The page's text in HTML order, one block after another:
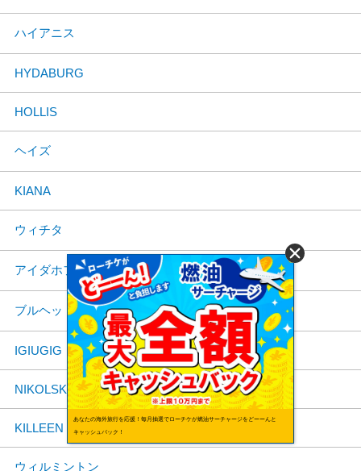
ハイアニス
HYDABURG
HOLLIS
ヘイズ
KIANA
ウィチタ
アイダホフォールズ
ブルヘッドシティ
IGIUGIG
NIKOLSKI
KILLEEN
ウィルミントン
あなたの海外旅行を応援！毎月抽選でローチケが燃油サーチャージをどーーんと
キャッシュバック！